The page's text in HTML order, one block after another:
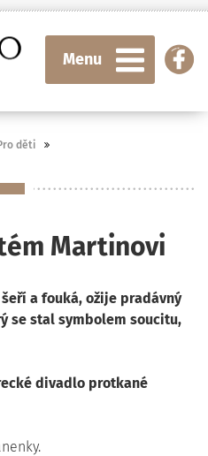
Menu
děti
Martinovi
a fouká, ožije pradávný
se stal symbolem soucitu,
divadlo protkané